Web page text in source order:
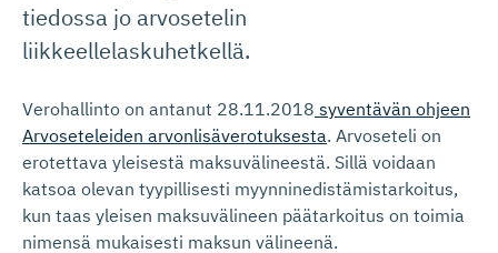
tiedossa jo arvosetelin
liikkeellelaskuhetkellä.
Verohallinto on antanut 28.11.2018 syventävän ohjeen
Arvoseteleiden arvonlisäverotuksesta. Arvoseteli on
erotettava yleisestä maksuvälineestä. Sillä voidaan
katsoa olevan tyypillisesti myynninedistämistarkoitus,
kun taas yleisen maksuvälineen päätarkoitus on toimia
nimensä mukaisesti maksun välineenä.